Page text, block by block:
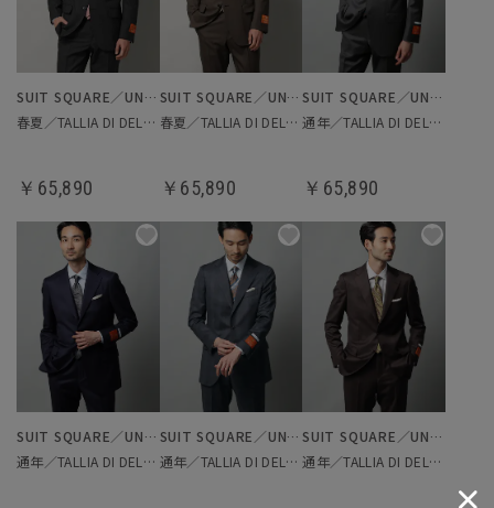
SUIT SQUARE／UNIVERSAL LANGUAGE
春夏／TALLIA DI DELFINO／スーツ
￥65,890
SUIT SQUARE／UNIVERSAL LANGUAGE
春夏／TALLIA DI DELFINO／スーツ
￥65,890
SUIT SQUARE／UNIVERSAL LANGUAGE
通年／TALLIA DI DELFINO／スーツ
￥65,890
SUIT SQUARE／UNIVERSAL LANGUAGE
通年／TALLIA DI DELFINO／スーツ
SUIT SQUARE／UNIVERSAL LANGUAGE
通年／TALLIA DI DELFINO／スーツ
SUIT SQUARE／UNIVERSAL LANGUAGE
通年／TALLIA DI DELFINO／スーツ